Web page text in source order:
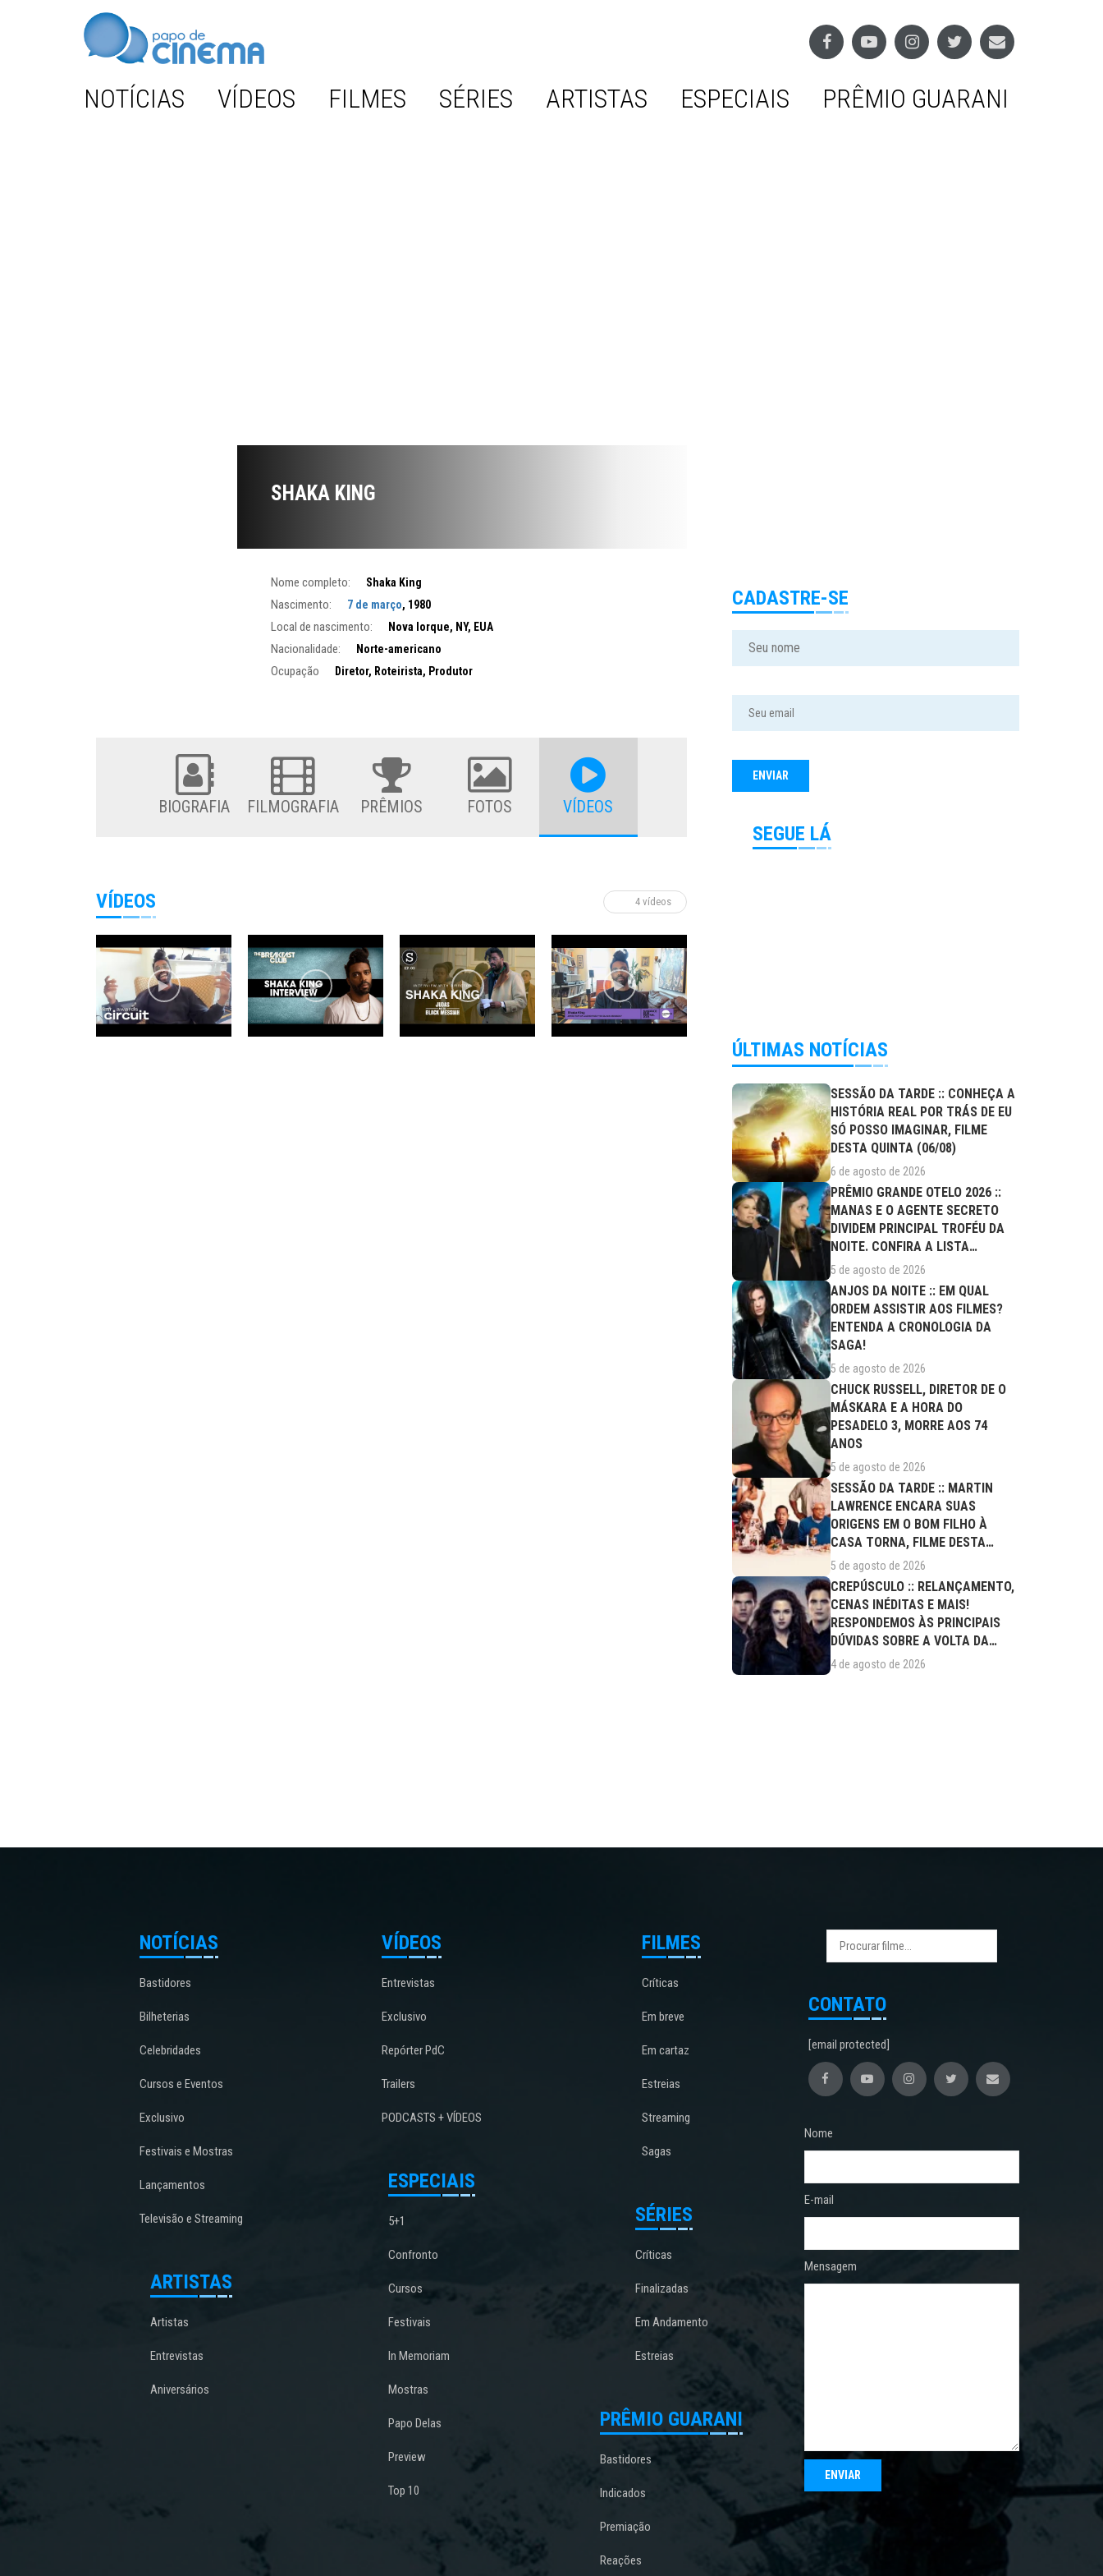
NOTÍCIAS VÍDEOS FILMES SÉRIES ARTISTAS ESPECIAIS PRÊMIO GUARANI
SHAKA KING
Nome completo: Shaka King
Nascimento: 7 de março, 1980
Local de nascimento: Nova Iorque, NY, EUA
Nacionalidade: Norte-americano
Ocupação Diretor, Roteirista, Produtor
BIOGRAFIA FILMOGRAFIA PRÊMIOS FOTOS VÍDEOS
VÍDEOS 4 vídeos
CADASTRE-SE
SEGUE LÁ
ÚLTIMAS NOTÍCIAS
SESSÃO DA TARDE :: CONHEÇA A
HISTÓRIA REAL POR TRÁS DE EU
SÓ POSSO IMAGINAR, FILME
DESTA QUINTA (06/08)
6 de agosto de 2026
PRÊMIO GRANDE OTELO 2026 ::
MANAS E O AGENTE SECRETO
DIVIDEM PRINCIPAL TROFÉU DA
NOITE. CONFIRA A LISTA
COMPLETA DE...
5 de agosto de 2026
ANJOS DA NOITE :: EM QUAL
ORDEM ASSISTIR AOS FILMES?
ENTENDA A CRONOLOGIA DA
SAGA!
5 de agosto de 2026
CHUCK RUSSELL, DIRETOR DE O
MÁSKARA E A HORA DO
PESADELO 3, MORRE AOS 74
ANOS
5 de agosto de 2026
SESSÃO DA TARDE :: MARTIN
LAWRENCE ENCARA SUAS
ORIGENS EM O BOM FILHO À
CASA TORNA, FILME DESTA
QUARTA (05/08)
5 de agosto de 2026
CREPÚSCULO :: RELANÇAMENTO,
CENAS INÉDITAS E MAIS!
RESPONDEMOS ÀS PRINCIPAIS
DÚVIDAS SOBRE A VOLTA DA
SAGA AOS CINEMAS
4 de agosto de 2026
NOTÍCIAS
Bastidores
Bilheterias
Celebridades
Cursos e Eventos
Exclusivo
Festivais e Mostras
Lançamentos
Televisão e Streaming
ARTISTAS
Artistas
Entrevistas
Aniversários
VÍDEOS
Entrevistas
Exclusivo
Repórter PdC
Trailers
PODCASTS + VÍDEOS
ESPECIAIS
5+1
Confronto
Cursos
Festivais
In Memoriam
Mostras
Papo Delas
Preview
Top 10
FILMES
Críticas
Em breve
Em cartaz
Estreias
Streaming
Sagas
SÉRIES
Críticas
Finalizadas
Em Andamento
Estreias
PRÊMIO GUARANI
Bastidores
Indicados
Premiação
Reações
CONTATO
[email protected]
Nome
E-mail
Mensagem